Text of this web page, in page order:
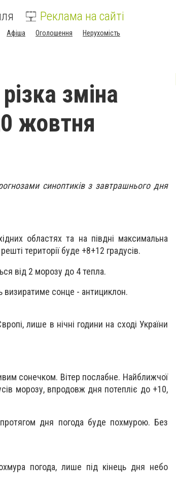
Реклама на сайті
Афіша Оголошення Нерухомість
зміна
жовтня
синоптиків з завтрашнього дня
областях та на півдні максимальна
території буде +8+12 градусів.
від 2 морозу до 4 тепла.
визиратиме сонце - антициклон.
лише в нічні години на сході України
сонечком. Вітер послабне. Найближчої
морозу, впродовж дня потепліє до +10,
дня погода буде похмурою. Без
погода, лише під кінець дня небо